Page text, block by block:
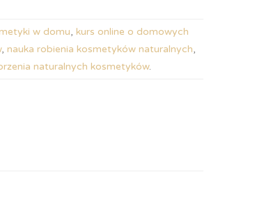
w domu,kurs online o domowych
,nauka robienia kosmetyków naturalnych,
naturalnych kosmetyków.